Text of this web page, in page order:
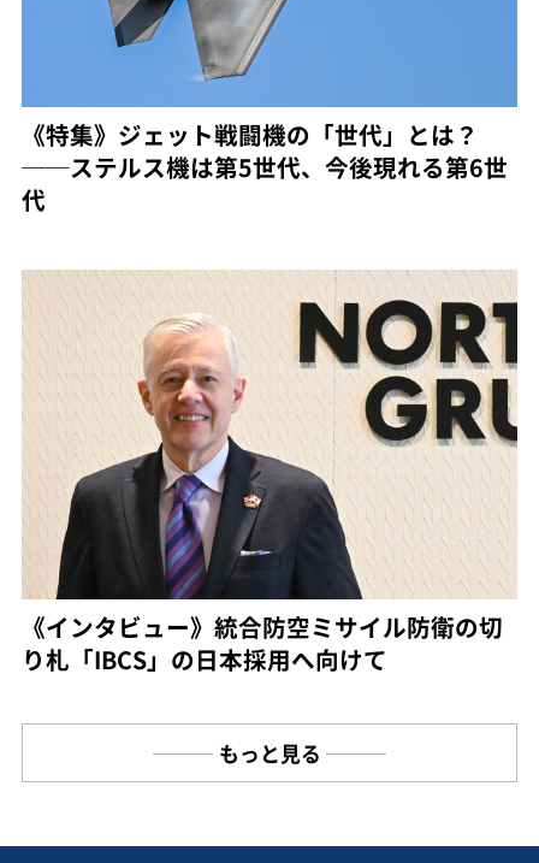
《特集》ジェット戦闘機の「世代」とは？
──ステルス機は第5世代、今後現れる第6世
代
《インタビュー》統合防空ミサイル防衛の切
り札「IBCS」の日本採用へ向けて
もっと見る